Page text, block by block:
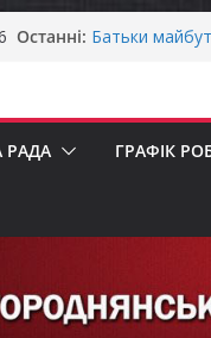
Останні: Батьки
Премії
РАДА ГРАФІК